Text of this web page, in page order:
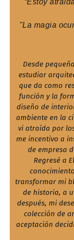
“Estoy
"La magia
Desde
estudiar
que da como
función y la
diseño de
ambiente en la
vi atraída por
me incentivo a
de empresa
Regresé a
transformar mi
de historia, a
después, mi
colección de
aceptación